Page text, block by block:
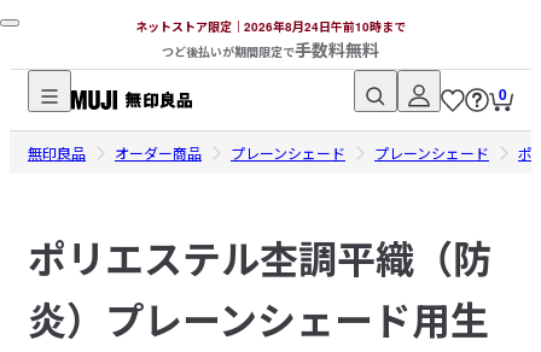
ネットストア限定｜2026年8月24日午前10時まで
つど後払いが期間限定で手数料無料
無
印
ネ
ッ
ト
ス
0
無印良品 オーダー商品 プレーンシェード プレーンシェード ポ
ポリエステル杢調平織（防
炎）プレーンシェード用生